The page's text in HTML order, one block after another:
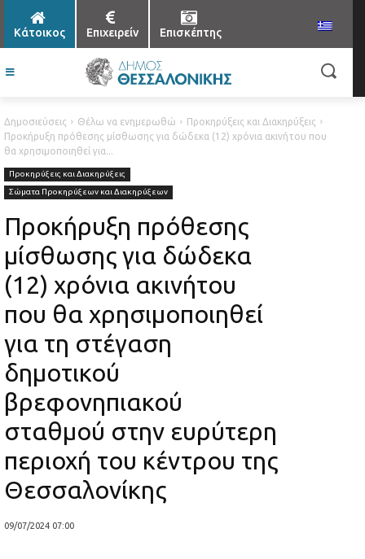
Κάτοικος Επιχειρείν Επισκέπτης
Δημοσιεύσεις Θέλω να ενημερωθώ
Προκηρύξεις και Διακηρύξεις
Προκήρυξη πρόθεσης μίσθωσης για δώδεκα (12) χρόνια ακινήτου που
θα χρησιμοποιηθεί για...
Προκηρύξεις και Διακηρύξεις
Σώματα Προκηρύξεων και Διακηρύξεων
Προκήρυξη πρόθεσης
μίσθωσης για δώδεκα
(12) χρόνια ακινήτου
που θα χρησιμοποιηθεί
για τη στέγαση
δημοτικού
βρεφονηπιακού
σταθμού στην ευρύτερη
περιοχή του κέντρου της
Θεσσαλονίκης
09/07/2024 07:00